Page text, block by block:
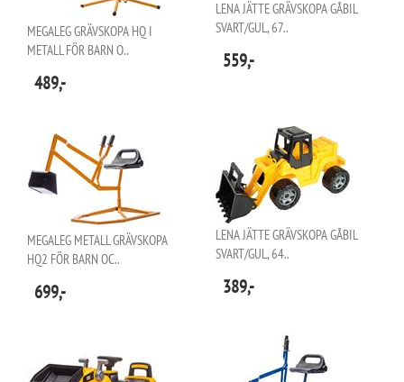
MEGALEG GRÄVSKOPA HQ I
METALL FÖR BARN O..
489,-
LENA JÄTTE GRÄVSKOPA GÅBIL
SVART/GUL, 67..
559,-
MEGALEG METALL GRÄVSKOPA
HQ2 FÖR BARN OC..
699,-
LENA JÄTTE GRÄVSKOPA GÅBIL
SVART/GUL, 64..
389,-